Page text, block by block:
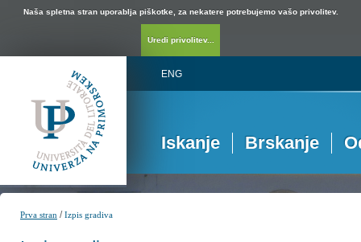
Naša spletna stran uporablja piškotke, za nekatere potrebujemo vašo privolitev.
Uredi privolitev...
ENG
Iskanje Brskanje
Prva stran /Izpis gradiva